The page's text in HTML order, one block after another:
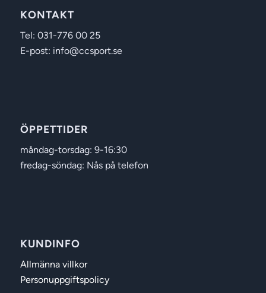
KONTAKT
Tel: 031-776 00 25
E-post: info@ccsport.se
ÖPPETTIDER
måndag-torsdag: 9-16:30
fredag-söndag: Nås på telefon
KUNDINFO
Allmänna villkor
Personuppgiftspolicy